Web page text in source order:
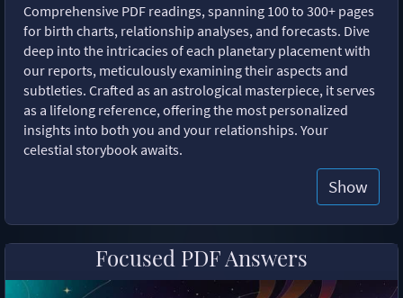
Comprehensive PDF readings, spanning 100 to 300+ pages
for birth charts, relationship analyses, and forecasts. Dive
deep into the intricacies of each planetary placement with
our reports, meticulously examining their aspects and
subtleties. Crafted as an astrological masterpiece, it serves
as a lifelong reference, offering the most personalized
insights into both you and your relationships. Your
celestial storybook awaits.
Show
Focused PDF Answers